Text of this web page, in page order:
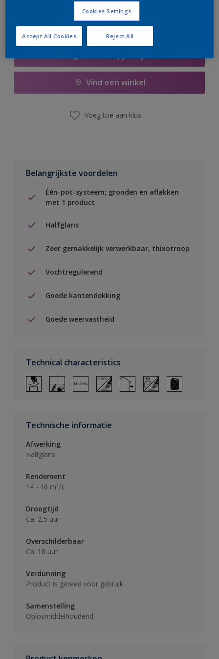
Vind een winkel
Voeg toe aan klus
Belangrijkste voordelen
Één-pot-systeem; gronden en aflakken
met 1 product
Halfglans
Zeer gemakkelijk verwerkbaar, thixotroop
Vochtregulerend
Goede kantendekking
Goede weervastheid
Technical characteristics
Technische informatie
Afwerking
Halfglans
Rendement
14 - 16 m²/L
Droogtijd
Ca. 2,5 uur
Overschilderbaar
Ca. 18 uur
Verdunning
Product is gereed voor gebruik
Samenstelling
Oplosmiddelhoudend
Cookies Settings
Reject All
Accept All Cookies